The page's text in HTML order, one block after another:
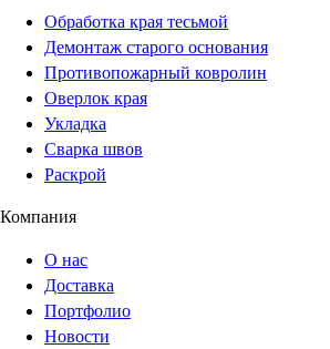
Обработка края тесьмой
Демонтаж старого основания
Противопожарный ковролин
Оверлок края
Укладка
Сварка швов
Раскрой
Компания
О нас
Доставка
Портфолио
Новости